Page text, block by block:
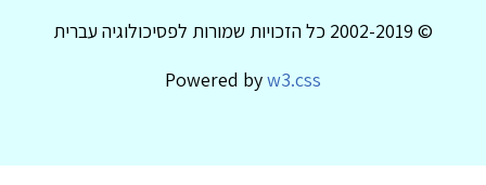
© 2002-2019 כל הזכויות שמורות לפסיכולוגיה עברית
Powered byw3.css